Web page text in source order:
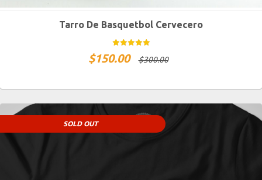
Tarro De Basquetbol Cervecero
$300.00
$150.00
SOLD OUT